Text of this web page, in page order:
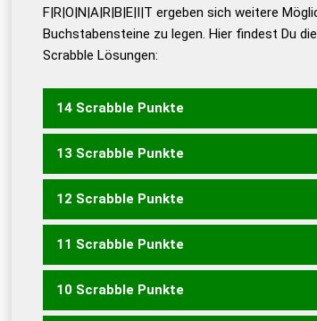
Duden – Die deutsche
Duden – Deutsches
Universalwörterbuch
F|R|O|N|A|R|B|E|I|T ergeben sich weitere
Buchstabensteine zu legen. Hier findest Du
Scrabble Lösungen:
14 Scrabble Punkte
ABFROREN FARBTONE
13 Scrabble Punkte
ABFRORT FARBTON ABFRIERT
12 Scrabble Punkte
ABFROR FORTAB ABFIERT
EINFRORT FONIATER INFRAROT
11 Scrabble Punkte
ABRIEF BETRAF BRIEFT
FERNAB FIBERN ANFRORT EINFROR
10 Scrabble Punkte